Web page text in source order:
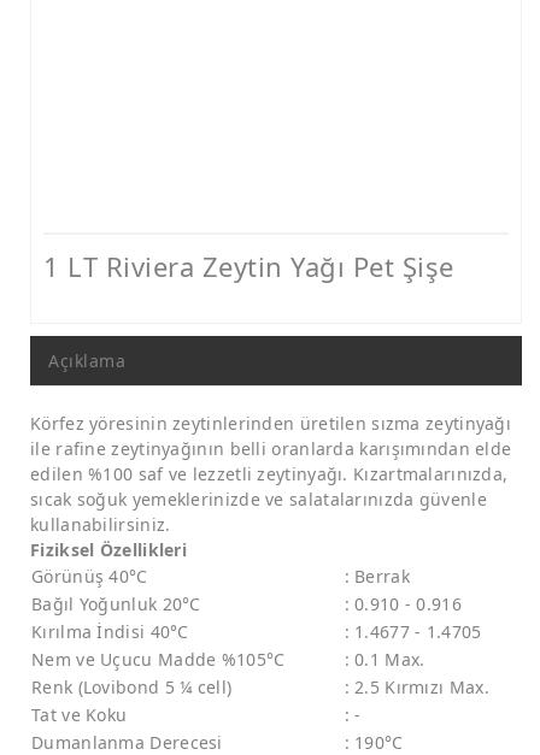
1 LT Riviera Zeytin Yağı Pet Şişe
Açıklama
Körfez yöresinin zeytinlerinden üretilen sızma zeytinyağı
ile rafine zeytinyağının belli oranlarda karışımından elde
edilen %100 saf ve lezzetli zeytinyağı. Kızartmalarınızda,
sıcak soğuk yemeklerinizde ve salatalarınızda güvenle
kullanabilirsiniz.
Fiziksel Özellikleri
Görünüş 40°C
: Berrak
Bağıl Yoğunluk 20°C
: 0.910 - 0.916
Kırılma İndisi 40°C
: 1.4677 - 1.4705
Nem ve Uçucu Madde %105°C
: 0.1 Max.
Renk (Lovibond 5 ¼ cell)
: 2.5 Kırmızı Max.
Tat ve Koku
: -
Dumanlanma Derecesi
: 190°C